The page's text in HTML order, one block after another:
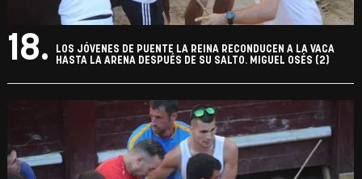
18.
LOS JÓVENES DE PUENTE LA REINA RECONDUCEN A LA VACA
HASTA LA ARENA DESPUÉS DE SU SALTO. MIGUEL OSÉS (2)